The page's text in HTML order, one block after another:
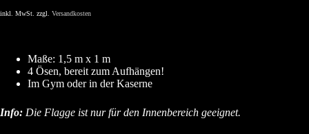
inkl. MwSt. zzgl. Versandkosten
Maße: 1,5 m x 1 m
4 Ösen, bereit zum Aufhängen!
Im Gym oder in der Kaserne
Info: Die Flagge ist nur für den Innenbereich geeignet.